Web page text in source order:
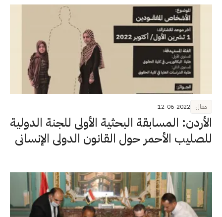
الأردن: المسابقة البحثية الأولى للجنة الدولية
للصليب الأحمر حول القانون الدولي الإنساني
مقال 12-06-2022